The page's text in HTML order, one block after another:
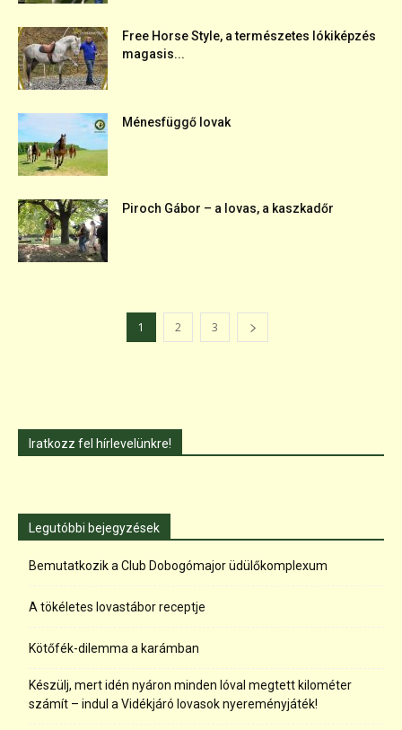
Free Horse Style, a természetes lókiképzés
magasis...
Ménesfüggő lovak
Piroch Gábor – a lovas, a kaszkadőr
1 2 3
Iratkozz fel hírlevelünkre!
Legutóbbi bejegyzések
Bemutatkozik a Club Dobogómajor üdülőkomplexum
A tökéletes lovastábor receptje
Kötőfék-dilemma a karámban
Készülj, mert idén nyáron minden lóval megtett kilométer
számít – indul a Vidékjáró lovasok nyereményjáték!